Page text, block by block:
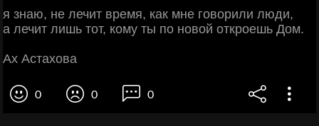
я знаю, не лечит время, как мне говорили люди,
а лечит лишь тот, кому ты по новой откроешь Дом.
Ах Астахова
0 0 0